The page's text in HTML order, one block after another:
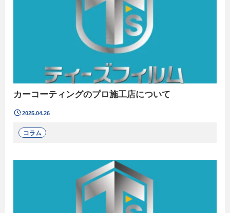
カーコーティングのプロ施工店について
2025.04.26
コラム